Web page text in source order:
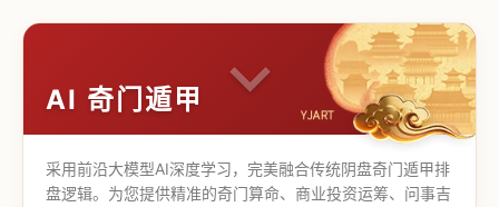
AI 奇门遁甲
采用前沿大模型AI深度学习，完美融合传统阴盘奇门遁甲排
盘逻辑。为您提供精准的奇门算命、商业投资运筹、问事吉